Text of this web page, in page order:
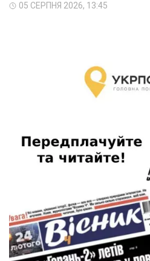
05 СЕРПНЯ 2026, 13:45